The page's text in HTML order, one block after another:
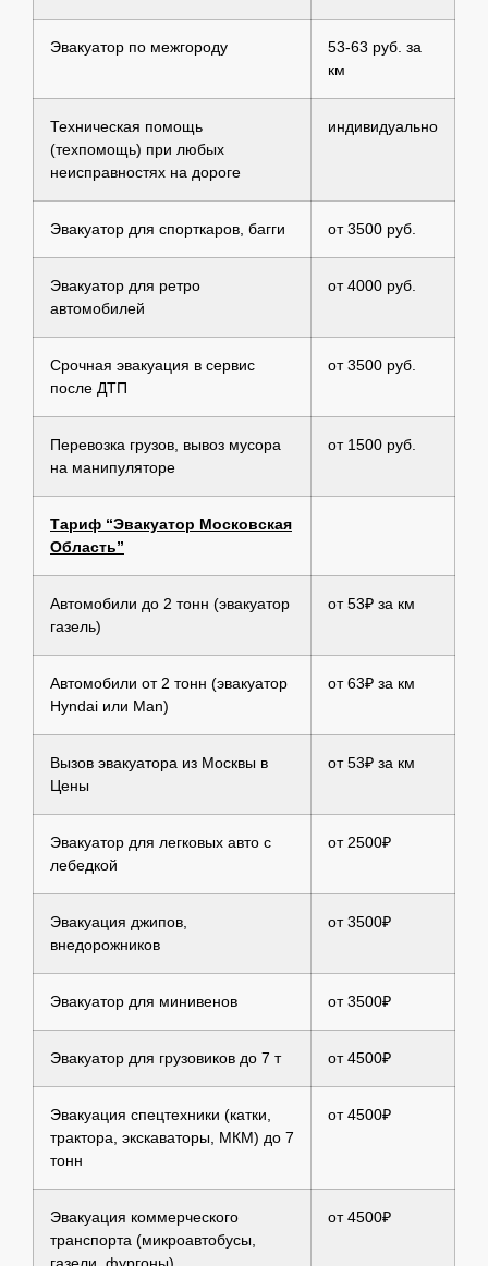
Эвакуатор по межгороду
53-63 руб. за
км
Техническая помощь
(техпомощь) при любых
неисправностях на дороге
индивидуально
Эвакуатор для спорткаров, багги от 3500 руб.
Эвакуатор для ретро
автомобилей
от 4000 руб.
Срочная эвакуация в сервис
после ДТП
от 3500 руб.
Перевозка грузов, вывоз мусора
на манипуляторе
от 1500 руб.
Тариф “Эвакуатор Московская
Область”
Автомобили до 2 тонн (эвакуатор
газель)
от 53₽ за км
Автомобили от 2 тонн (эвакуатор
Hyndai или Man)
от 63₽ за км
Вызов эвакуатора из Москвы в
Цены
от 53₽ за км
Эвакуатор для легковых авто с
лебедкой
от 2500₽
Эвакуация джипов,
внедорожников
от 3500₽
Эвакуатор для минивенов от 3500₽
Эвакуатор для грузовиков до 7 т от 4500₽
Эвакуация спецтехники (катки,
трактора, экскаваторы, МКМ) до 7
тонн
от 4500₽
Эвакуация коммерческого
транспорта (микроавтобусы,
газели, фургоны)
от 4500₽